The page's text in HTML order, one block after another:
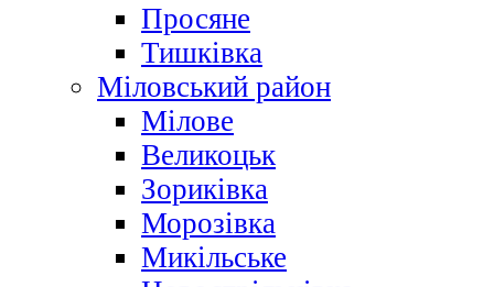
Просяне
Тишківка
Міловський район
Мілове
Великоцьк
Зориківка
Морозівка
Микільське